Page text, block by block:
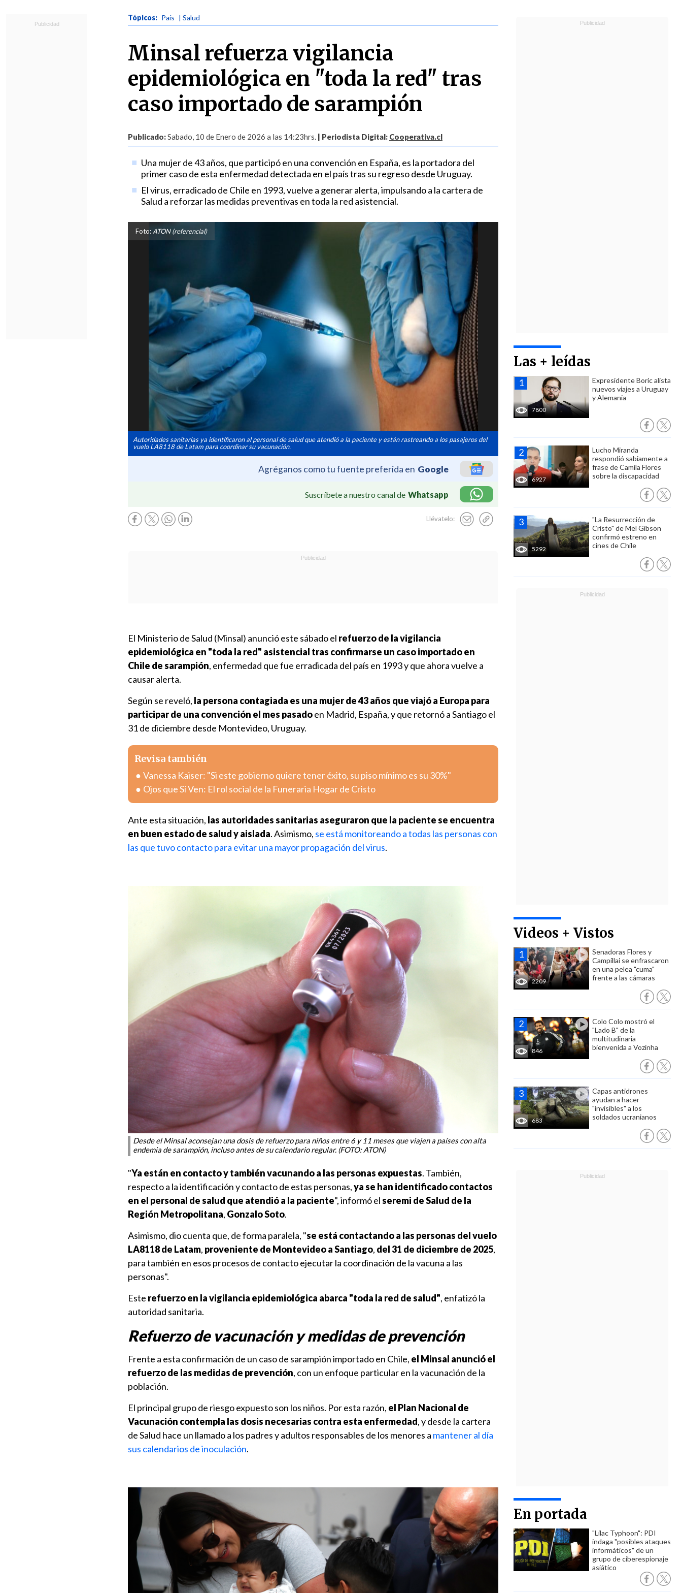
Tópicos: País | Salud
Minsal refuerza vigilancia
epidemiológica en "toda la red" tras
caso importado de sarampión
Publicado:Sabado, 10 de Enero de 2026 a las 14:23hrs. | Periodista Digital: Cooperativa.cl
Una mujer de 43 años, que participó en una convención en España, es la portadora del
primer caso de esta enfermedad detectada en el país tras su regreso desde Uruguay.
El virus, erradicado de Chile en 1993, vuelve a generar alerta, impulsando a la cartera de
Salud a reforzar las medidas preventivas en toda la red asistencial.
Foto: ATON (referencial)
Autoridades sanitarias ya identificaron al personal de salud que atendió a la paciente y están rastreando a los pasajeros del
vuelo LA8118 de Latam para coordinar su vacunación.
Agréganos como tu fuente preferida en Google
Suscríbete a nuestro canal de Whatsapp
Llévatelo:
Las + leídas
7800
Expresidente Boric alista
nuevos viajes a Uruguay
y Alemania
6927
Lucho Miranda
respondió sabiamente a
frase de Camila Flores
sobre la discapacidad
5292
"La Resurrección de
Cristo" de Mel Gibson
confirmó estreno en
cines de Chile
Videos + Vistos
2209
Senadoras Flores y
Campillai se enfrascaron
en una pelea "cuma"
frente a las cámaras
846
Colo Colo mostró el
"Lado B" de la
multitudinaria
bienvenida a Vozinha
683
Capas antidrones
ayudan a hacer
"invisibles" a los
soldados ucranianos
En portada
"Lilac Typhoon": PDI
indaga "posibles ataques
informáticos" de un
grupo de ciberespionaje
asiático
El Ministerio de Salud (Minsal) anunció este sábado el refuerzo de la vigilancia
epidemiológica en "toda la red" asistencial tras confirmarse un caso importado en
Chile de sarampión, enfermedad que fue erradicada del país en 1993 y que ahora vuelve a
causar alerta.
Según se reveló, la persona contagiada es una mujer de 43 años que viajó a Europa para
participar de una convención el mes pasadoen Madrid, España, y que retornó a Santiago el
31 de diciembre desde Montevideo, Uruguay.
Revisa también
Vanessa Kaiser: "Si este gobierno quiere tener éxito, su piso mínimo es su 30%"
Ojos que Sí Ven: El rol social de la Funeraria Hogar de Cristo
Ante esta situación, las autoridades sanitarias aseguraron que la paciente se encuentra
en buen estado de salud y aislada. Asimismo, se está monitoreando a todas las personas con
las que tuvo contacto para evitar una mayor propagación del virus.
Desde el Minsal aconsejan una dosis de refuerzo para niños entre 6 y 11 meses que viajen a países con alta
endemia de sarampión, incluso antes de su calendario regular. (FOTO: ATON)
"Ya están en contacto y también vacunando a las personas expuestas. También,
respecto a la identificación y contacto de estas personas,ya se han identificado contactos
en el personal de salud que atendió a la paciente", informó elseremi de Salud de la
Región Metropolitana, Gonzalo Soto.
Asimismo, dio cuenta que, de forma paralela, "se está contactando a las personas del vuelo
LA8118 de Latam, proveniente de Montevideo a Santiago, del 31 de diciembre de 2025,
para también en esos procesos de contacto ejecutar la coordinación de la vacuna a las
personas".
Este refuerzo en la vigilancia epidemiológica abarca "toda la red de salud", enfatizó la
autoridad sanitaria.
Refuerzo de vacunación y medidas de prevención
Frente a esta confirmación de un caso de sarampión importado en Chile, el Minsal anunció el
refuerzo de las medidas de prevención, con un enfoque particular en la vacunación de la
población.
El principal grupo de riesgo expuesto son los niños. Por esta razón, el Plan Nacional de
Vacunación contempla las dosis necesarias contra esta enfermedad, y desde la cartera
de Salud hace un llamado a los padres y adultos responsables de los menores a mantener al día
sus calendarios de inoculación.